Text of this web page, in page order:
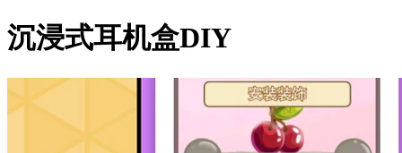
沉浸式耳机盒DIY